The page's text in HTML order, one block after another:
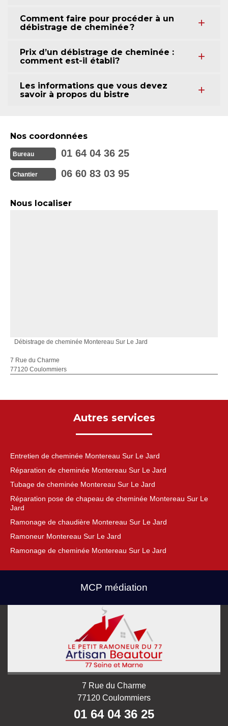
Comment faire pour procéder à un
débistrage de cheminée ?
Prix d’un débistrage de cheminée :
comment est-il établi?
Les informations que vous devez
savoir à propos du bistre
Nos coordonnées
Bureau 01 64 04 36 25
Chantier 06 60 83 03 95
Nous localiser
Débistrage de cheminée Montereau Sur Le Jard
7 Rue du Charme
77120 Coulommiers
Autres services
Entretien de cheminée Montereau Sur Le Jard
Réparation de cheminée Montereau Sur Le Jard
Tubage de cheminée Montereau Sur Le Jard
Réparation pose de chapeau de cheminée Montereau Sur Le
Jard
Ramonage de chaudière Montereau Sur Le Jard
Ramoneur Montereau Sur Le Jard
Ramonage de cheminée Montereau Sur Le Jard
MCP médiation
7 Rue du Charme
77120 Coulommiers
01 64 04 36 25